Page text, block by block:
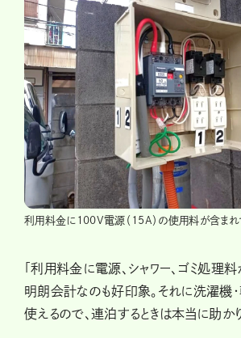
利用料金に100V電源（15A）の使用料が含まれ
「利用料金に電源、シャワー、ゴミ処理料
明朗会計なのも好印象。それに洗濯機
使えるので、連泊するときは本当に助かり